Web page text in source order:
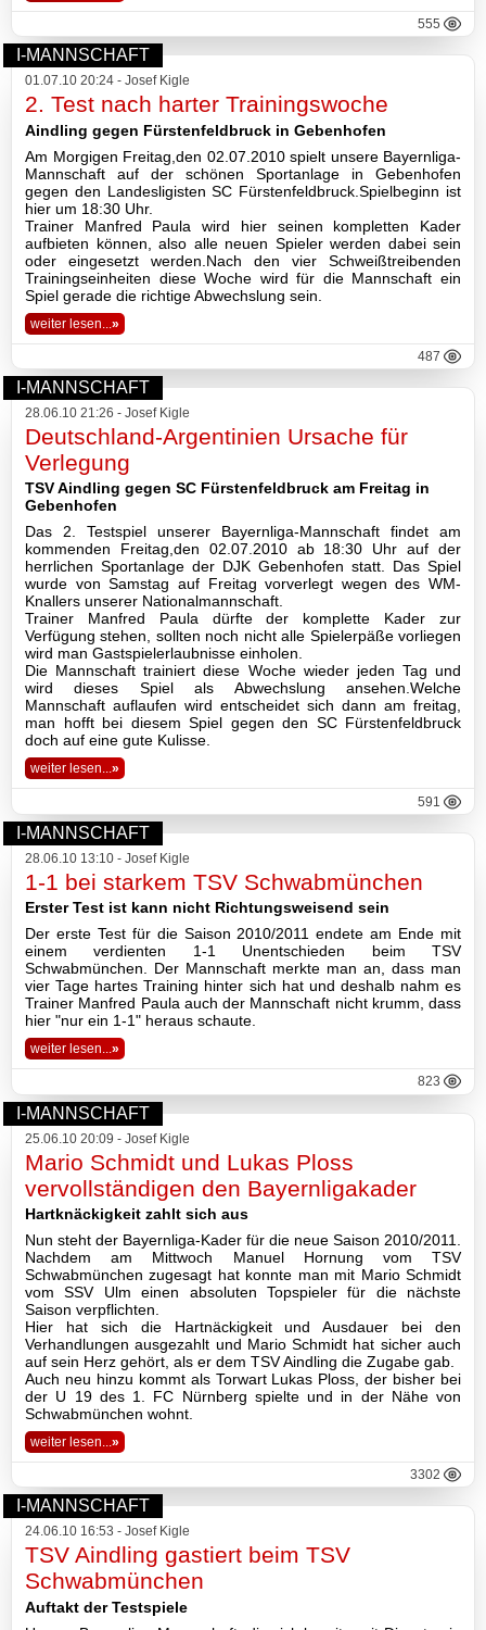
2019
2018
2017
2016
2015
2014
2013
2011
2010
2009
2008
Impressum
Datenschutzerklärung
Haftungsausschluss
555
I-MANNSCHAFT
01.07.10 20:24 - Josef Kigle
2. Test nach harter Trainingswoche
Aindling gegen Fürstenfeldbruck in Gebenhofen
Am Morgigen Freitag,den 02.07.2010 spielt unsere Bayernliga-
Mannschaft auf der schönen Sportanlage in Gebenhofen
gegen den Landesligisten SC Fürstenfeldbruck.Spielbeginn ist
hier um 18:30 Uhr.
Trainer Manfred Paula wird hier seinen kompletten Kader
aufbieten können, also alle neuen Spieler werden dabei sein
oder eingesetzt werden.Nach den vier Schweißtreibenden
Trainingseinheiten diese Woche wird für die Mannschaft ein
Spiel gerade die richtige Abwechslung sein.
weiter lesen... »
487
I-MANNSCHAFT
28.06.10 21:26 - Josef Kigle
Deutschland-Argentinien Ursache für
Verlegung
TSV Aindling gegen SC Fürstenfeldbruck am Freitag in
Gebenhofen
Das 2. Testspiel unserer Bayernliga-Mannschaft findet am
kommenden Freitag,den 02.07.2010 ab 18:30 Uhr auf der
herrlichen Sportanlage der DJK Gebenhofen statt. Das Spiel
wurde von Samstag auf Freitag vorverlegt wegen des WM-
Knallers unserer Nationalmannschaft.
Trainer Manfred Paula dürfte der komplette Kader zur
Verfügung stehen, sollten noch nicht alle Spielerpäße vorliegen
wird man Gastspielerlaubnisse einholen.
Die Mannschaft trainiert diese Woche wieder jeden Tag und
wird dieses Spiel als Abwechslung ansehen.Welche
Mannschaft auflaufen wird entscheidet sich dann am freitag,
man hofft bei diesem Spiel gegen den SC Fürstenfeldbruck
doch auf eine gute Kulisse.
weiter lesen...»
591
I-MANNSCHAFT
28.06.10 13:10 - Josef Kigle
1-1 bei starkem TSV Schwabmünchen
Erster Test ist kann nicht Richtungsweisend sein
Der erste Test für die Saison 2010/2011 endete am Ende mit
einem verdienten 1-1 Unentschieden beim TSV
Schwabmünchen. Der Mannschaft merkte man an, dass man
vier Tage hartes Training hinter sich hat und deshalb nahm es
Trainer Manfred Paula auch der Mannschaft nicht krumm, dass
hier "nur ein 1-1" heraus schaute.
weiter lesen...»
823
I-MANNSCHAFT
25.06.10 20:09 - Josef Kigle
Mario Schmidt und Lukas Ploss
vervollständigen den Bayernligakader
Hartknäckigkeit zahlt sich aus
Nun steht der Bayernliga-Kader für die neue Saison 2010/2011.
Nachdem am Mittwoch Manuel Hornung vom TSV
Schwabmünchen zugesagt hat konnte man mit Mario Schmidt
vom SSV Ulm einen absoluten Topspieler für die nächste
Saison verpflichten.
Hier hat sich die Hartnäckigkeit und Ausdauer bei den
Verhandlungen ausgezahlt und Mario Schmidt hat sicher auch
auf sein Herz gehört, als er dem TSV Aindling die Zugabe gab.
Auch neu hinzu kommt als Torwart Lukas Ploss, der bisher bei
der U 19 des 1. FC Nürnberg spielte und in der Nähe von
Schwabmünchen wohnt.
weiter lesen...»
3302
I-MANNSCHAFT
24.06.10 16:53 - Josef Kigle
TSV Aindling gastiert beim TSV
Schwabmünchen
Auftakt der Testspiele